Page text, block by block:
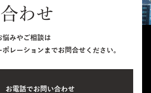
わせ
悩みやご相談は
レーションまでお問合せください。
お電話でお問い合わせ